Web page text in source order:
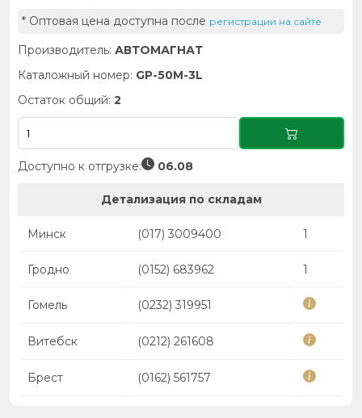
* Оптовая цена доступна после регистрации на сайте
Производитель: АВТОМАГНАТ
Каталожный номер: GP-50M-3L
Остаток общий: 2
Доступно к отгрузке: 06.08
Детализация по складам
Минск (017) 3009400 1
Гродно (0152) 683962 1
Гомель (0232) 319951
Витебск (0212) 261608
Брест (0162) 561757